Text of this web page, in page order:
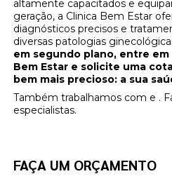
altamente capacitados e
geração, a Clinica Bem Estar
diagnósticos precisos e
diversas patologias
em segundo plano, entre
Bem Estar e solicite uma
bem mais precioso: a sua
Também trabalhamos com e .
especialistas.
FAÇA UM ORÇAMENTO